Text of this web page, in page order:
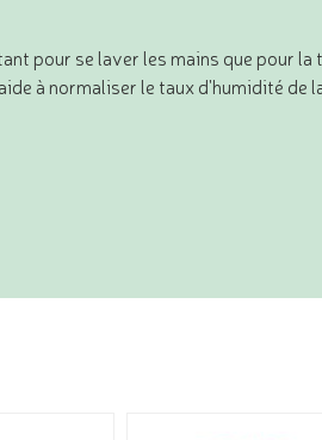
pour se laver les mains que pour
à normaliser le taux d'humidité de